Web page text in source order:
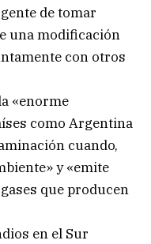
de tomar
una modificación
con otros
«enorme
como Argentina
cuando,
y «emite
que producen
en el Sur